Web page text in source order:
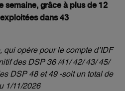
semaine, grâce à plus de 12
dans 43
opère pour le compte d’IDF
des DSP 36 /41/ 42/ 43/ 45/
DSP 48 et 49 -soit un total de
1/11/2026